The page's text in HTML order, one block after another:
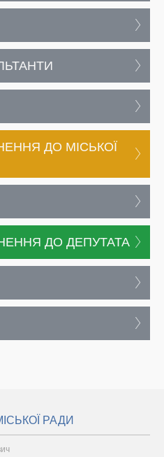
ДО МІСЬКОЇ
ДО ДЕПУТАТА
РАДИ